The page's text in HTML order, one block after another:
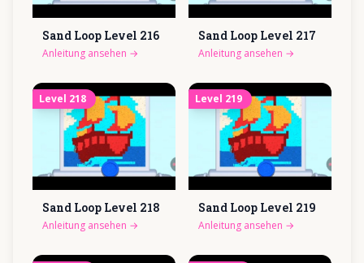
Sand Loop Level 216
Anleitung ansehen →
Sand Loop Level 217
Anleitung ansehen →
Level 218
Sand Loop Level 218
Anleitung ansehen →
Level 219
Sand Loop Level 219
Anleitung ansehen →